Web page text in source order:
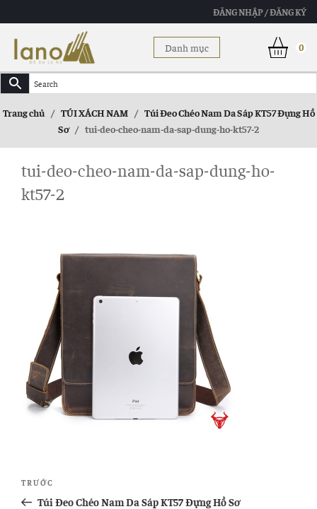
ĐĂNG NHẬP / ĐĂNG KÝ
Danh mục 0
Trang chủ / TÚI XÁCH NAM / Túi Đeo Chéo Nam Da Sáp KT57 Đựng Hồ
Sơ / tui-deo-cheo-nam-da-sap-dung-ho-kt57-2
tui-deo-cheo-nam-da-sap-dung-ho-
kt57-2
Điều
hướng
Bài
cũ
TRƯỚC
Túi Đeo Chéo Nam Da Sáp KT57 Đựng Hồ Sơ